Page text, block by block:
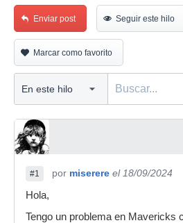
Enviar post Seguir este hilo
Marcar como favorito
#1 por miserere el 18/09/2024
Hola,
Tengo un problema en Mavericks